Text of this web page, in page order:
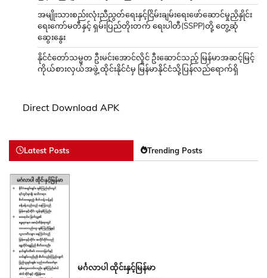
အမျိုးသားစည်းလုံးညီညွတ်ရေးနှင့်ငြိမ်းချမ်းရေးဖော်ဆောင်မှုညှိနှိုင်း
ရေးကော်မတီနှင့် ရှမ်းပြည်တိုးတက် ရေးပါတီ(SSPP)တို့ တွေ့ဆုံ
ဆွေးနွေး
နိုင်ငံတော်သမ္မတ ဦးမင်းအောင်လှိုင် ဦးဆောင်သည့် မြန်မာအဆင့်မြင့်
ကိုယ်စားလှယ်အဖွဲ့ ထိုင်းနိုင်ငံမှ မြန်မာနိုင်ငံသို့ပြန်လည်ရောက်ရှိ
Direct Download APK
Latest Posts Trending Posts
မင်္ဂလာပါ ထိုင်းနှင့်မြန်မာ